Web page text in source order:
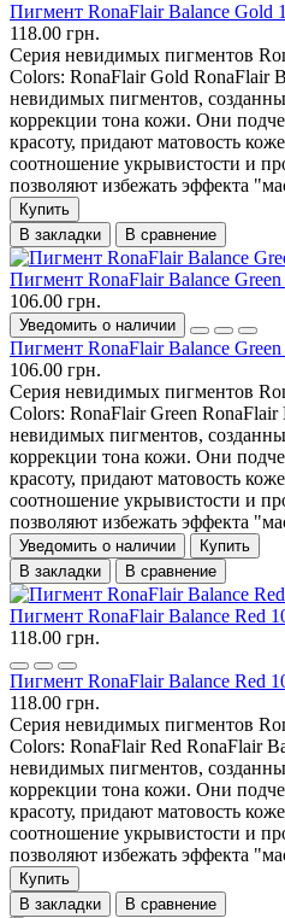
Пигмент RonaFlair Balance Gold
118.00 грн.
Серия невидимых пигментов
Colors: RonaFlair Gold RonaFlair
невидимых пигментов,
коррекции тона кожи. Они
красоту, придают матовость
соотношение укрывистости и
позволяют избежать эффекта
Купить
В закладки
В сравнение
Пигмент RonaFlair Balance Green
106.00 грн.
Уведомить о наличии
Пигмент RonaFlair Balance Green
106.00 грн.
Серия невидимых пигментов
Colors: RonaFlair Green RonaFlair
невидимых пигментов,
коррекции тона кожи. Они
красоту, придают матовость
соотношение укрывистости и
позволяют избежать эффекта
Уведомить о наличии
Купить
В закладки
В сравнение
Пигмент RonaFlair Balance Red
118.00 грн.
Пигмент RonaFlair Balance Red
118.00 грн.
Серия невидимых пигментов
Colors: RonaFlair Red RonaFlair
невидимых пигментов,
коррекции тона кожи. Они
красоту, придают матовость
соотношение укрывистости и
позволяют избежать эффекта
Купить
В закладки
В сравнение